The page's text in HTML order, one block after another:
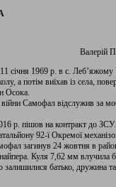
Валерій
січня 1969 р. в с. Леб’яжому
а потім виїхав із села,
Осока.
Самофал відслужив за
р. пішов на контракт до
92-ї Окремої
загинув 24 жовтня в
Куля 7,62 мм влучила
залишилися батько, дружина